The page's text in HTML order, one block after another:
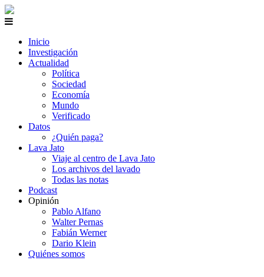
Inicio
Investigación
Actualidad
Política
Sociedad
Economía
Mundo
Verificado
Datos
¿Quién paga?
Lava Jato
Viaje al centro de Lava Jato
Los archivos del lavado
Todas las notas
Podcast
Opinión
Pablo Alfano
Walter Pernas
Fabián Werner
Dario Klein
Quiénes somos